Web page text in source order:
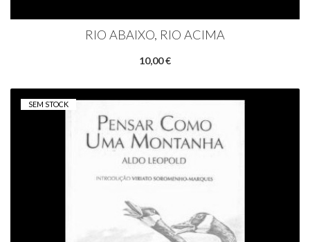
RIO ABAIXO, RIO ACIMA
10,00 €
SEM STOCK